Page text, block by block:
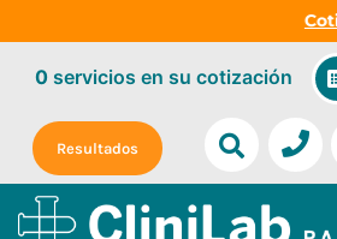
0servicios en su cotización
Resultados